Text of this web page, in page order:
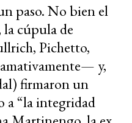
paso. No bien el
cúpula de
Pichetto,
y,
firmaron un
a “la integridad